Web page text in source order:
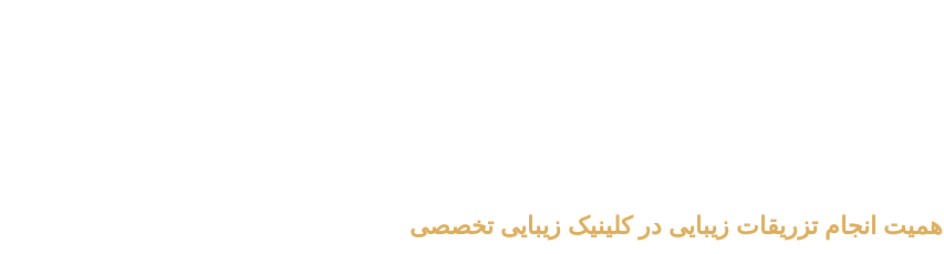
اهمیت انجام تزریقات زیبایی در کلینیک زیبایی تخصصی